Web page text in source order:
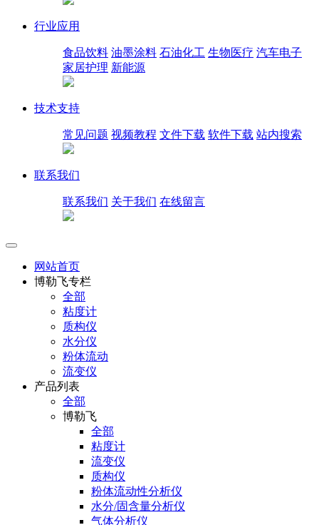
行业应用
食品饮料 油墨涂料 石油化工 生物医疗 汽车电子
家居护理 新能源
技术支持
常见问题 视频教程 文件下载 软件下载 站内搜索
联系我们
联系我们 关于我们 在线留言
网站首页
博勒飞专栏
全部
粘度计
质构仪
水分仪
粉体流动
流变仪
产品列表
全部
博勒飞
全部
粘度计
流变仪
质构仪
粉体流动性分析仪
水分/固含量分析仪
气体分析仪